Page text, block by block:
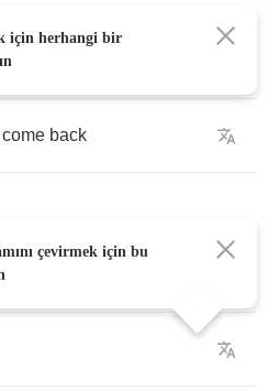
come
come back
için herhangi bir
çevirmek için bu